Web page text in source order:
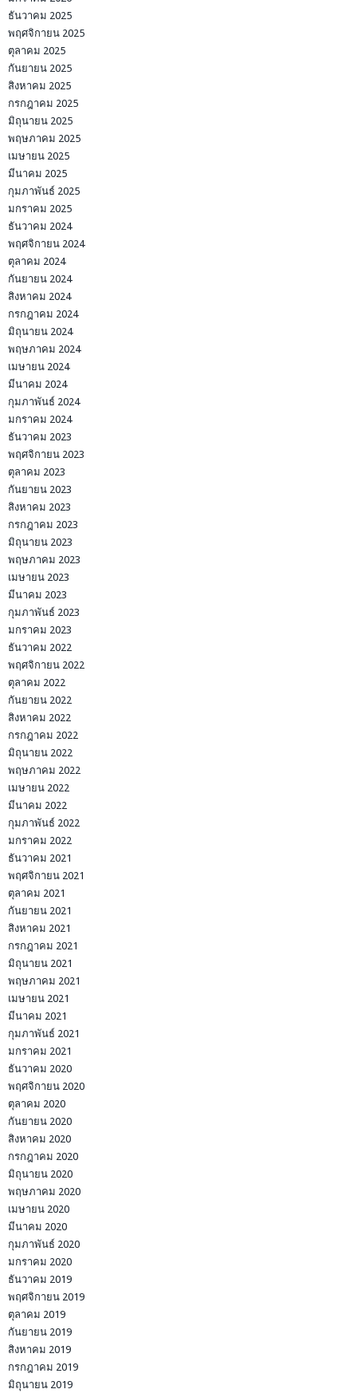
ธันวาคม 2025
พฤศจิกายน 2025
ตุลาคม 2025
กันยายน 2025
สิงหาคม 2025
กรกฎาคม 2025
มิถุนายน 2025
พฤษภาคม 2025
เมษายน 2025
มีนาคม 2025
กุมภาพันธ์ 2025
มกราคม 2025
ธันวาคม 2024
พฤศจิกายน 2024
ตุลาคม 2024
กันยายน 2024
สิงหาคม 2024
กรกฎาคม 2024
มิถุนายน 2024
พฤษภาคม 2024
เมษายน 2024
มีนาคม 2024
กุมภาพันธ์ 2024
มกราคม 2024
ธันวาคม 2023
พฤศจิกายน 2023
ตุลาคม 2023
กันยายน 2023
สิงหาคม 2023
กรกฎาคม 2023
มิถุนายน 2023
พฤษภาคม 2023
เมษายน 2023
มีนาคม 2023
กุมภาพันธ์ 2023
มกราคม 2023
ธันวาคม 2022
พฤศจิกายน 2022
ตุลาคม 2022
กันยายน 2022
สิงหาคม 2022
กรกฎาคม 2022
มิถุนายน 2022
พฤษภาคม 2022
เมษายน 2022
มีนาคม 2022
กุมภาพันธ์ 2022
มกราคม 2022
ธันวาคม 2021
พฤศจิกายน 2021
ตุลาคม 2021
กันยายน 2021
สิงหาคม 2021
กรกฎาคม 2021
มิถุนายน 2021
พฤษภาคม 2021
เมษายน 2021
มีนาคม 2021
กุมภาพันธ์ 2021
มกราคม 2021
ธันวาคม 2020
พฤศจิกายน 2020
ตุลาคม 2020
กันยายน 2020
สิงหาคม 2020
กรกฎาคม 2020
มิถุนายน 2020
พฤษภาคม 2020
เมษายน 2020
มีนาคม 2020
กุมภาพันธ์ 2020
มกราคม 2020
ธันวาคม 2019
พฤศจิกายน 2019
ตุลาคม 2019
กันยายน 2019
สิงหาคม 2019
กรกฎาคม 2019
มิถุนายน 2019